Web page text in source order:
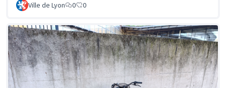
Ville de Lyon
0 0